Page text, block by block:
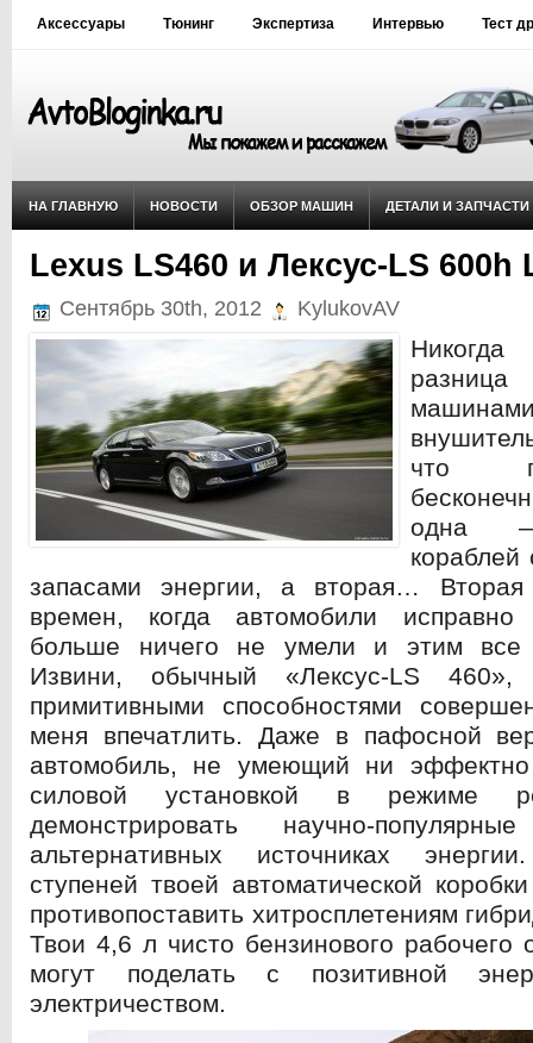
Аксессуары Тюнинг Экспертиза Интервью Тест
НА ГЛАВНУЮ НОВОСТИ ОБЗОР МАШИН ДЕТАЛИ И ЗАПЧАСТИ
Lexus LS460 и Лексус-LS 600h
Сентябрь 30th, 2012 KylukovAV
что
одна —
запасами энергии, а вторая…
времен, когда автомобили
больше ничего не умели и этим все
Извини, обычный «Лексус-LS
примитивными способностями
меня впечатлить. Даже в пафосной
автомобиль, не умеющий ни эффектно
силовой установкой в режиме
демонстрировать научно-
альтернативных источниках
ступеней твоей автоматической
противопоставить хитросплетениям
Твои 4,6 л чисто бензинового рабочего
могут поделать с позитивной
электричеством.